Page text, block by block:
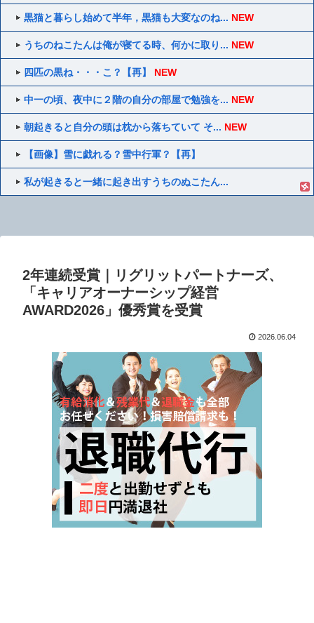
黒猫と暮らし始めて半年，黒猫も大変なのね... NEW
うちのねこたんは俺が寝てる時、何かに取り... NEW
四匹の黒ね・・・こ？【再】 NEW
中一の頃、夜中に２階の自分の部屋で勉強を... NEW
朝起きると自分の頭は枕から落ちていて そ... NEW
【画像】雪に戯れる？雪中行軍？【再】
私が起きると一緒に起き出すうちのぬこたん...
2年連続受賞｜リグリットパートナーズ、
「キャリアオーナーシップ経営
AWARD2026」優秀賞を受賞
2026.06.04